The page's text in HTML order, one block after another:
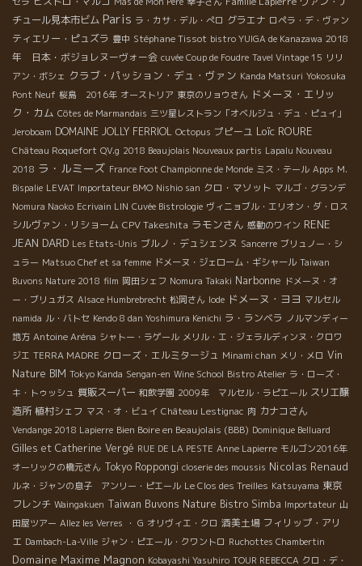
チュール見本市ビム Paris ラ・カサ・デル・ぺロ グラエナ ロペラ・デ・ヴァン
ティエリー・ピュズラ 豊中 Stéphane Tissot bistro YUIGA de Kanazawa 2018
年 日本・ボジョレヌーヴォー会 cuvée Coup de Foudre Tavel Vintage 15 リリ
アン・ボシェ クラブ・パッション・デュ・ヴァン Kanda Matsuri Yokosuka
Pont Neuf 桜島 2016年 オーストリア 東京のリョウさん ドメーヌ・エリッ
ク・カム Côtes de Marmandais 三ツ星レストラン「オベルジュ・デュ・ピュイ」
Jeroboam DOMAINE JOLLY FERRIOL Octopus プピーユ Loïc ROURE
Château Roquefort QV.g 2018 Beaujolais Nouveaux partis Lapalu Nouveau
2018 ラ・ルミーズ France Foot Championne de Monde ミス・テール Apps M.
Bispalie LEVAT Importateur BMO Nishio san クロ・マソット マルゴ・グランデ
Nomura Naoko Ecrivain LIN Cuvée Bistrologie ヴィニョブル・エリオン・ダ・ロス
シルヴァン・リショーム CPV Takeshita ラモンさん 感動のワイン RENE
JEAN DARD Les Etats-Unis ブルノ・デュシェンヌ Sancerre ブリュノー・シ
ュラー Matsuo Chef et sa femme ドメーヌ・ジェローム・ギシャール Taiwan
Buvons Nature 2018 film 岡田シェフ Nomura Takaki Narbonne ドメーヌ・オ
ー・ブリュガス Alsace Humbrebrecht 松岡さん Iode ドメーヌ・ヨヨ マルセル
namida ル・バトセ Kendo 8 dan Yoshimura Kenichi ラ・ランベラ ノルマンディー
地方 Antoine Aréna シャトー・ラゲール メリル・エ・ジェラルディンヌ・クロワ
ジエ TERRA MADRE クローズ・エルミタージュ Minami chan メリ・メロ Vin
Nature BIM Tokyo Kanda Sengan-en Wine School Bistro Atelier ラ・ローズ・
キ・トゥッシュ 質販スーパー 和飲学園 2009年 マルセル・ラピエール スリエ醸
造所 植村シェフ マス・オ・ビュイ Château Lestignac 肉 カナコさん
Vendange 2018 Lapierre Bien Boire en Beaujolais (BBB) Dominique Belluard
Gilles et Catherine Vergé RUE DE LA PESTE Anne Lapierre モルゴン2016年
オーリックの橋元さん Tokyo Roppongi closerie des moussis Nicolas Renaud
ルネ・ジャンの息子 アンリー・ピエール Le Clos des Treilles Katsuyama 東京
フレンチ Waingakuen Taiwan Buvons Nature Bistro Simba Importateur 山
田屋ツアー Allez les Verres ・ G オリヴィエ・クロ 酒美土場 フィリップ・アリ
エ Dambach-La-Ville ジャン・ピエール・クワントロ Ruchottes Chambertin
Domaine Maxime Magnon Kobayashi Yasuhiro TOUR REBECCA クロ・デ・